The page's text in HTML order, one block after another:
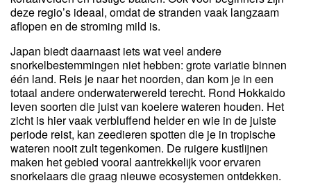
deze regio’s ideaal, omdat de stranden vaak langzaam
aflopen en de stroming mild is.
Japan biedt daarnaast iets wat veel andere
snorkelbestemmingen niet hebben: grote variatie binnen
één land. Reis je naar het noorden, dan kom je in een
totaal andere onderwaterwereld terecht. Rond Hokkaido
leven soorten die juist van koelere wateren houden. Het
zicht is hier vaak verbluffend helder en wie in de juiste
periode reist, kan zeedieren spotten die je in tropische
wateren nooit zult tegenkomen. De ruigere kustlijnen
maken het gebied vooral aantrekkelijk voor ervaren
snorkelaars die graag nieuwe ecosystemen ontdekken.